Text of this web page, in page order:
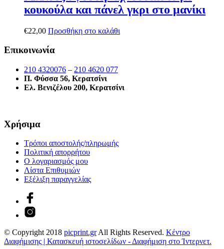
κουκούλα και πάνελ γκρι στο μανίκι
€22,00 Προσθήκη στο καλάθι
Επικοινωνία
210 4320076 – 210 4620 077
Π. Φύσσα 56, Κερατσίνι
Ελ. Βενιζέλου 200, Κερατσίνι
Χρήσιμα
Τρόποι αποστολής/πληρωμής
Πολιτική απορρήτου
Ο λογαριασμός μου
Λίστα Επιθυμιών
Εξέλιξη παραγγελίας
© Copyright 2018 picprint.grAll Rights Reserved. Κέντρο
Διαφήμισης | Κατασκευή ιστοσελίδων - Διαφήμιση στο Ίντερνετ.